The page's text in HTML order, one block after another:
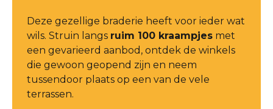
Deze gezellige braderie heeft voor ieder wat
wils. Struin langs ruim 100 kraampjes met
een gevarieerd aanbod, ontdek de winkels
die gewoon geopend zijn en neem
tussendoor plaats op een van de vele
terrassen.